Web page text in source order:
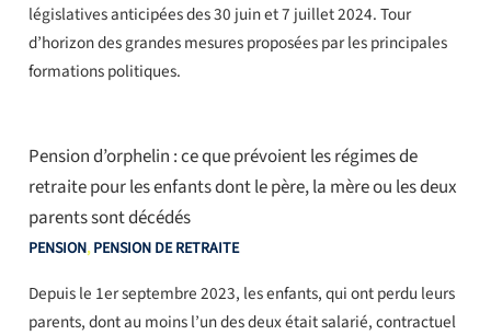
législatives anticipées des 30 juin et 7 juillet 2024. Tour
d’horizon des grandes mesures proposées par les principales
formations politiques.
Pension d’orphelin : ce que prévoient les régimes de
retraite pour les enfants dont le père, la mère ou les deux
parents sont décédés
PENSION,PENSION DE RETRAITE
Depuis le 1er septembre 2023, les enfants, qui ont perdu leurs
parents, dont au moins l’un des deux était salarié, contractuel